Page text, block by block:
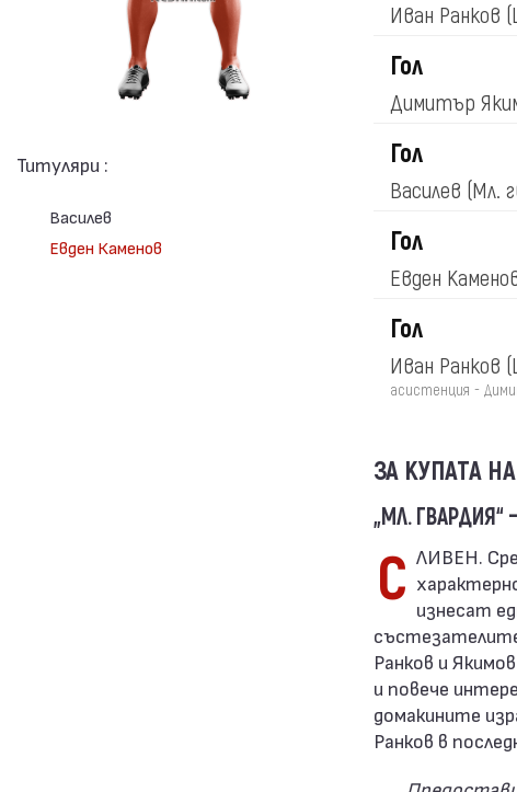
Титуляри :
Василев
Евден Каменов
Иван Ранков
Гол
Димитър
Гол
Василев (Мл.
Гол
Евден
Гол
Иван Ранков
асистенция -
ЗА КУПАТА
„МЛ. ГВАРДИЯ“
СЛИВЕН. Срещата премина спокойно, без напрежението, което е изнесат
състезателите
Ранков и
и повече
домакините
Ранков в